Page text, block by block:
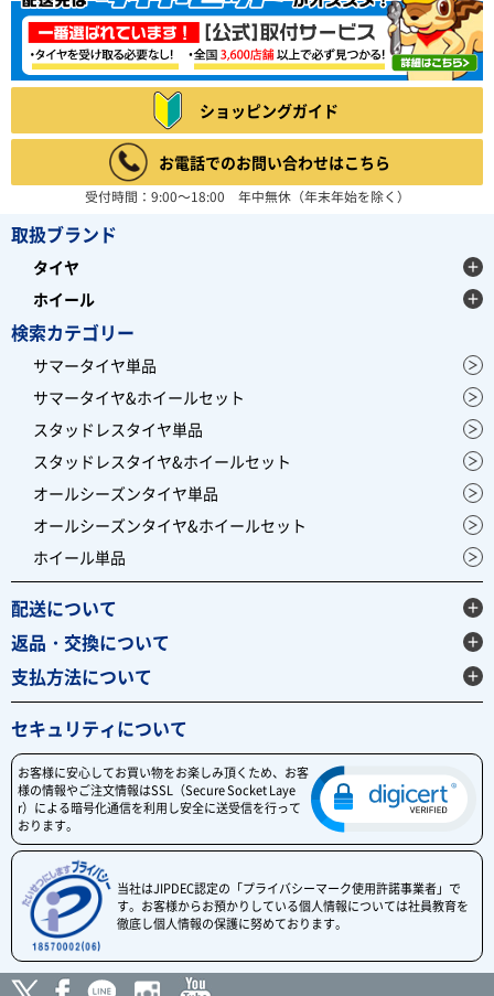
ショッピングガイド
お電話でのお問い合わせはこちら
受付時間：9:00～18:00 年中無休（年末年始を除く）
取扱ブランド
タイヤ
ホイール
検索カテゴリー
サマータイヤ単品
サマータイヤ&ホイールセット
スタッドレスタイヤ単品
スタッドレスタイヤ&ホイールセット
オールシーズンタイヤ単品
オールシーズンタイヤ&ホイールセット
ホイール単品
配送について
返品・交換について
支払方法について
セキュリティについて
お客様に安心してお買い物をお楽しみ頂くため、お客
様の情報やご注文情報はSSL（Secure Socket Laye
r）による暗号化通信を利用し安全に送受信を行って
おります。
当社はJIPDEC認定の「プライバシーマーク使用許諾事業者」で
す。お客様からお預かりしている個人情報については社員教育を
徹底し個人情報の保護に努めております。